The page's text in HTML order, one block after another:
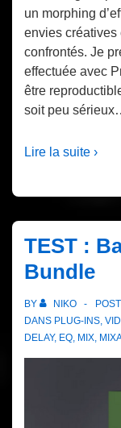
un morphing
envies créatives
confrontés. Je
effectuée avec
être
soit peu
Lire la suite ›
TEST :
Bundle
BY NIKO
DANS PLUG-INS,
DELAY, EQ, MIX,